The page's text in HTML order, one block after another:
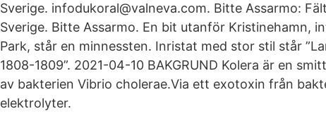
Sverige. infodukoral@valneva.com. Bitte Assarmo:
Sverige. Bitte Assarmo. En bit utanför Kristinehamn,
Park, står en minnessten. Inristat med stor stil står
1808-1809”. 2021-04-10 BAKGRUND Kolera är en
av bakterien Vibrio cholerae.Via ett exotoxin från
elektrolyter.